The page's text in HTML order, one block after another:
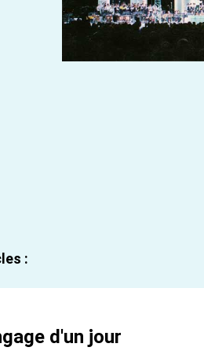
:
d'un jour